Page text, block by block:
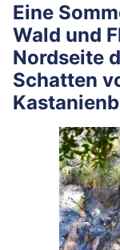
Eine
Wald und
Nordseite
Schatten